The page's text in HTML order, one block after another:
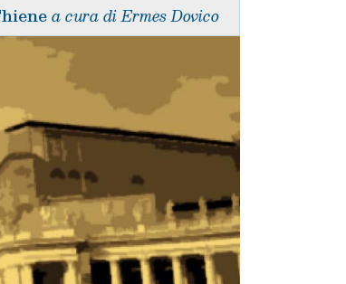
a cura di Ermes Dovico